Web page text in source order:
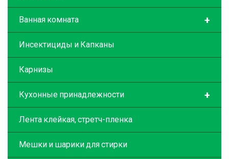
+
Ванная комната
Инсектициды и Капканы
Карнизы
+
Кухонные принадлежности
Лента клейкая, стретч-пленка
Мешки и шарики для стирки